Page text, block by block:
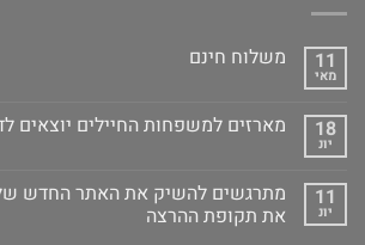
11
מאי
משלוח חינם
18
יונ
מארזים למשפחות החיילים יוצאים
11
יונ
מתרגשים להשיק את האתר החדש
את תקופת ההרצה